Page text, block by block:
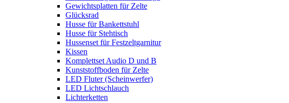
Gewichtsplatten für Zelte
Glücksrad
Husse für Bankettstuhl
Husse für Stehtisch
Hussenset für Festzeltgarnitur
Kissen
Komplettset Audio D und B
Kunststoffboden für Zelte
LED Fluter (Scheinwerfer)
LED Lichtschlauch
Lichterketten